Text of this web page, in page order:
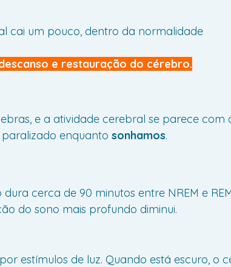
cai um pouco, dentro da normalidade
e restauração do cérebro.
e a atividade cerebral se parece com
enquanto sonhamos.
cerca de 90 minutos entre NREM e
do sono mais profundo diminui.
estímulos de luz. Quando está escuro, o